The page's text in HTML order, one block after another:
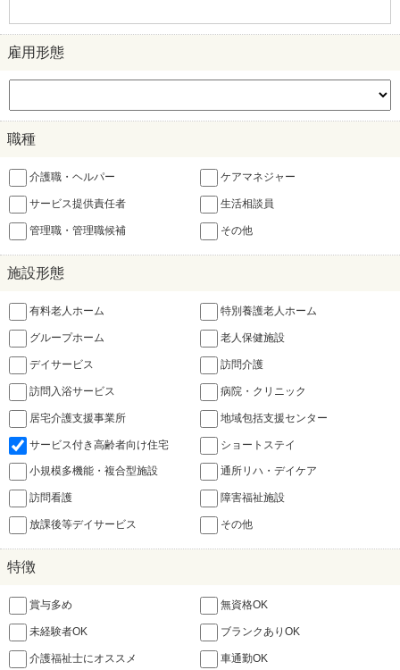
雇用形態
職種
介護職・ヘルパー ケアマネジャー
サービス提供責任者 生活相談員
管理職・管理職候補 その他
施設形態
有料老人ホーム 特別養護老人ホーム
グループホーム 老人保健施設
デイサービス 訪問介護
訪問入浴サービス 病院・クリニック
居宅介護支援事業所 地域包括支援センター
サービス付き高齢者向け住宅 ショートステイ
小規模多機能・複合型施設 通所リハ・デイケア
訪問看護 障害福祉施設
放課後等デイサービス その他
特徴
賞与多め 無資格OK
未経験者OK ブランクありOK
介護福祉士にオススメ 車通勤OK